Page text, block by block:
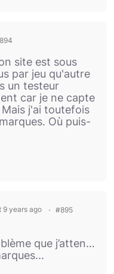
site est sous
par jeu qu'autre
un testeur
car je ne capte
j'ai toutefois
Où puis-
9 years ago #895
qu'il ne faut tergiverser il n' y a qu'un support officiel pour le développement.